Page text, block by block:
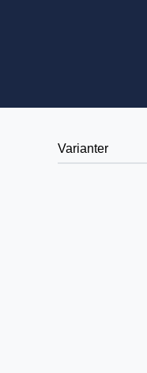
Varianter